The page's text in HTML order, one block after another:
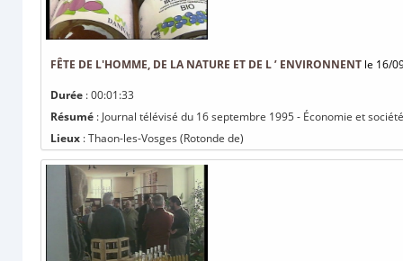
FÊTE DE L'HOMME, DE LA NATURE ET DE L ’ ENVIRONNENT le 16/
Durée : 00:01:33
Résumé : Journal télévisé du 16 septembre 1995 - Économie et
Lieux : Thaon-les-Vosges (Rotonde de)